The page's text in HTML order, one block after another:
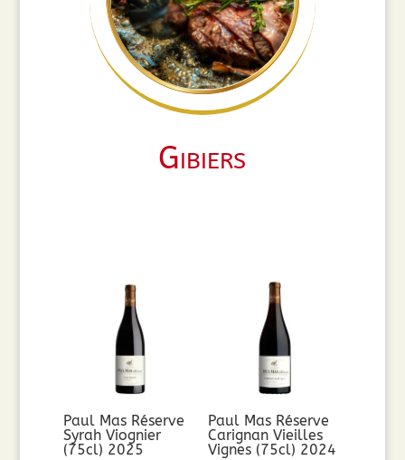
Gibiers
Paul Mas Réserve
Syrah Viognier
(75cl) 2025
Paul Mas Réserve
Carignan Vieilles
Vignes (75cl) 2024